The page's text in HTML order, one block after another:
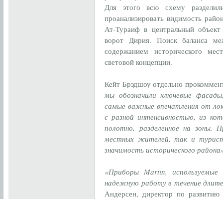
Для этого всю схему
проанализировать видимость
Ат-Тураиф в центральный
ворот Дирия. Поиск баланса
содержанием исторического
световой концепции.
Кейт Брэдшоу отдельно
мы обозначили ключевые
самые важные впечатления от
с разной интенсивностью, из
полотно, разделенное на зоны.
местных жителей, так и
значимость исторического
«Приборы Martin,
надежную работу в течение
Андерсен, директор по